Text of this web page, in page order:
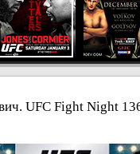
UFC Fight Night